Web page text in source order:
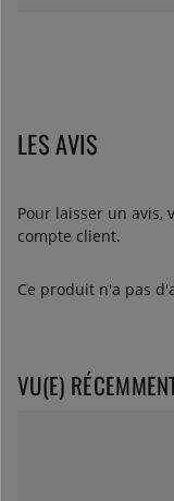
LES AVIS
Pour laisser un avis,
compte client.
Ce produit n'a pas
VU(E)